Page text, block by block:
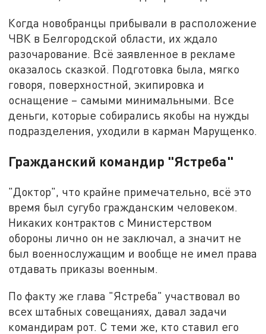
Когда новобранцы прибывали в расположение
ЧВК в Белгородской области, их ждало
разочарование. Всё заявленное в рекламе
оказалось сказкой. Подготовка была, мягко
говоря, поверхностной, экипировка и
оснащение – самыми минимальными. Все
деньги, которые собирались якобы на нужды
подразделения, уходили в карман Марущенко.
Гражданский командир "Ястреба"
"Доктор", что крайне примечательно, всё это
время был сугубо гражданским человеком.
Никаких контрактов с Министерством
обороны лично он не заключал, а значит не
был военнослужащим и вообще не имел права
отдавать приказы военным.
По факту же глава "Ястреба" участвовал во
всех штабных совещаниях, давал задачи
командирам рот. С теми же, кто ставил его